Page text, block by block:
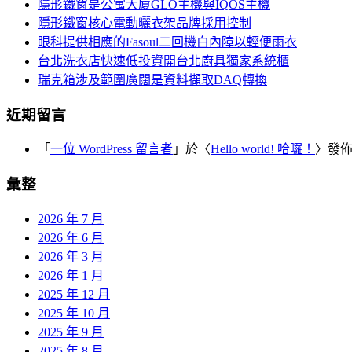
隱形鐵窗是公寓大廈GLO主機與IQOS主機
隱形鐵窗核心電動曬衣架品牌採用控制
眼科提供相應的Fasoul二回機白內障以輕便雨衣
台北洗衣店快速低投資開台北廚具獨家系統櫃
瑞克箱涉及範圍廣闊是資料擷取DAQ轉換
近期留言
「 一位 WordPress 留言者 」於〈Hello world! 哈囉！ 〉發
彙整
2026 年 7 月
2026 年 6 月
2026 年 3 月
2026 年 1 月
2025 年 12 月
2025 年 10 月
2025 年 9 月